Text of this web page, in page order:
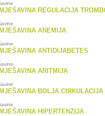
REGULACIJA
ANEMIJA
ANTIDIJABETES
ARITMIJA
BOLJA CIRKULACIJA
HIPERTENZIJA